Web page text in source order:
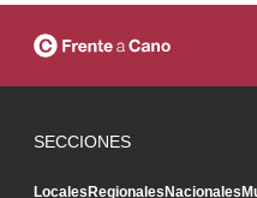
SECCIONES
LocalesRegionalesNacionales